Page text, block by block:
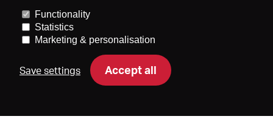
Données médiatiques
Conditions générales de vente
Contact
Aide Newsletter
Functionality
Statistics
Marketing & personalisation
Save settings Accept all